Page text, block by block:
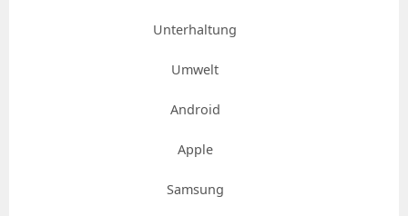
Unterhaltung
Umwelt
Android
Apple
Samsung